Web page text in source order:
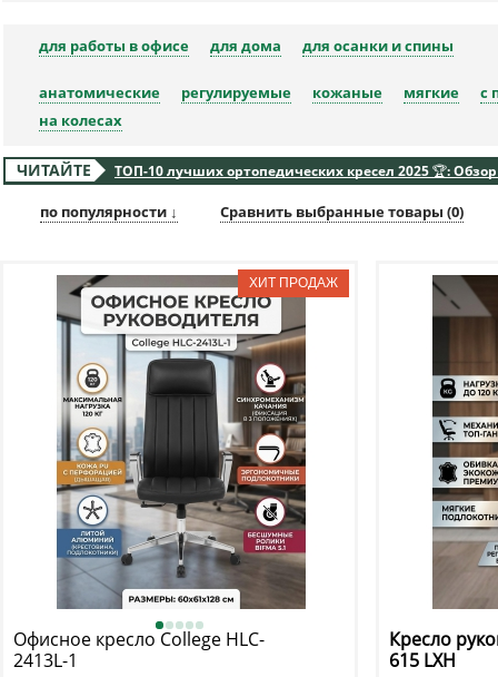
для работы в офисе для дома для осанки и спины
анатомические регулируемые кожаные мягкие
с
на колесах
ЧИТАЙТЕ ТОП-10 лучших ортопедических кресел 2025 🏆:
по популярности ↓ Сравнить выбранные товары (0)
Офисное кресло College HLC-
2413L-1
Кресло
615 LXH